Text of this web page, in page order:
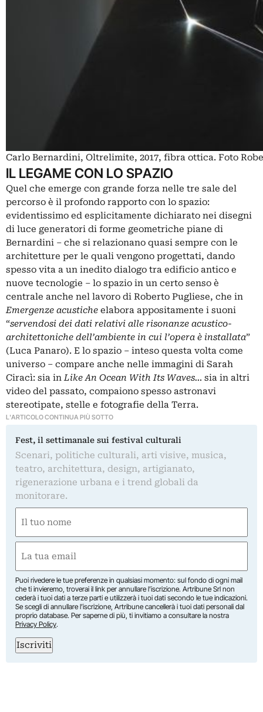
Carlo Bernardini, Oltrelimite, 2017, fibra ottica. Foto
IL LEGAME CON LO SPAZIO
Quel che emerge con grande forza nelle tre sale del
percorso è il profondo rapporto con lo spazio:
evidentissimo ed esplicitamente dichiarato nei disegni
di luce generatori di forme geometriche piane di
Bernardini – che si relazionano quasi sempre con le
architetture per le quali vengono progettati, dando
spesso vita a un inedito dialogo tra edificio antico e
nuove tecnologie – lo spazio in un certo senso è
centrale anche nel lavoro di Roberto Pugliese, che in
Emergenze acustiche elabora appositamente i suoni
“servendosi dei dati relativi alle risonanze acustico-
architettoniche dell’ambiente in cui l’opera è installata”
(Luca Panaro). E lo spazio – inteso questa volta come
universo – compare anche nelle immagini di Sarah
Ciracì: sia inLike An Ocean With Its Waves… sia in altri
video del passato, compaiono spesso astronavi
stereotipate, stelle e fotografie della Terra.
L'ARTICOLO CONTINUA PIÙ SOTTO
Fest, il settimanale sui festival culturali
Scenari, politiche culturali, arti visive, musica,
teatro, architettura, design, artigianato,
rigenerazione urbana e i trend globali da
monitorare.
(Required)
First
(Required)
Puoi rivedere le tue preferenze in qualsiasi momento: sul fondo di ogni mail
che ti invieremo, troverai il link per annullare l’iscrizione. Artribune Srl non
cederà i tuoi dati a terze parti e utilizzerà i tuoi dati secondo le tue indicazioni.
Se scegli di annullare l’iscrizione, Artribune cancellerà i tuoi dati personali dal
proprio database. Per saperne di più, ti invitiamo a consultare la nostra
Privacy Policy.
Iscriviti